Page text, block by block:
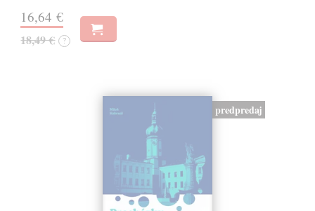
16,64 €
18,49 € ?
predpredaj